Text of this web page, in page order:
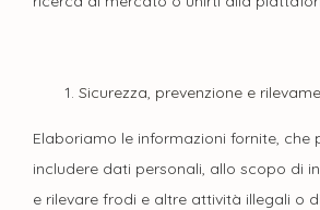
Sicurezza, prevenzione e
Elaboriamo le informazioni fornite, che
includere dati personali, allo scopo di
e rilevare frodi e altre attività illegali o